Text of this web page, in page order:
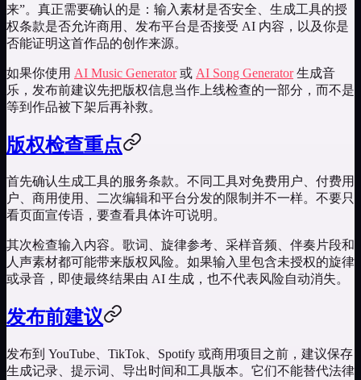
来”。真正需要确认的是：输入素材是否安全、生成工具的授
权条款是否允许商用、发布平台是否接受 AI 内容，以及你是
否能证明这首作品的创作来源。
如果你使用 AI Music Generator或 AI Song Generator生成音
乐，发布前建议先把版权信息当作上线检查的一部分，而不是
等到作品被下架后再补救。
版权检查重点
首先确认生成工具的服务条款。不同工具对免费用户、付费用
户、商用使用、二次编辑和平台分发的限制并不一样。不要只
看页面宣传语，要查看具体许可说明。
其次检查输入内容。歌词、旋律参考、采样音频、伴奏片段和
人声素材都可能带来版权风险。如果输入里包含未授权的旋律
或录音，即使最终结果由 AI 生成，也不代表风险自动消失。
发布前建议
发布到 YouTube、TikTok、Spotify 或商用项目之前，建议保存
生成记录、提示词、导出时间和工具版本。它们不能替代法律